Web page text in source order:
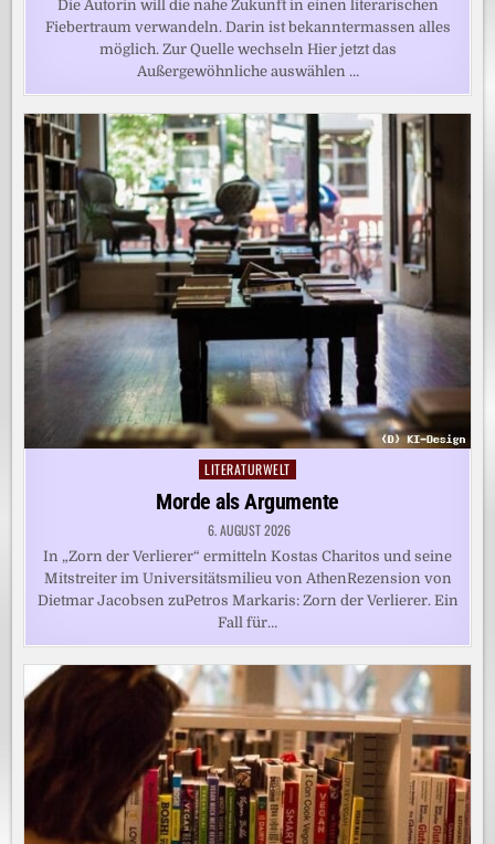
Die Autorin will die nahe Zukunft in einen literarischen
Fiebertraum verwandeln. Darin ist bekanntermassen alles
möglich. Zur Quelle wechseln Hier jetzt das
Außergewöhnliche auswählen …
Posted
in
LITERATURWELT
Morde als Argumente
6. AUGUST 2026
In „Zorn der Verlierer“ ermitteln Kostas Charitos und seine
Mitstreiter im Universitätsmilieu von AthenRezension von
Dietmar Jacobsen zuPetros Markaris: Zorn der Verlierer. Ein
Fall für…